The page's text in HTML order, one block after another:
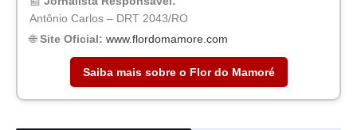
Antônio Carlos – DRT 2043/RO
🌐Site Oficial: www.flordomamore.com
Saiba mais sobre o Flor do Mamoré